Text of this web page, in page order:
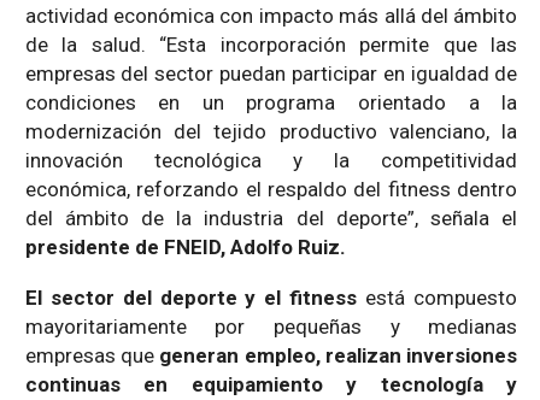
actividad económica con impacto más allá del ámbito
de la salud. “Esta incorporación permite que las
empresas del sector puedan participar en igualdad de
condiciones en un programa orientado a la
modernización del tejido productivo valenciano, la
innovación tecnológica y la competitividad
económica, reforzando el respaldo del fitness dentro
del ámbito de la industria del deporte”, señala el
presidente de FNEID, Adolfo Ruiz.
El sector del deporte y el fitness está compuesto
mayoritariamente por pequeñas y medianas
empresas que generan empleo, realizan inversiones
continuas en equipamiento y tecnología y